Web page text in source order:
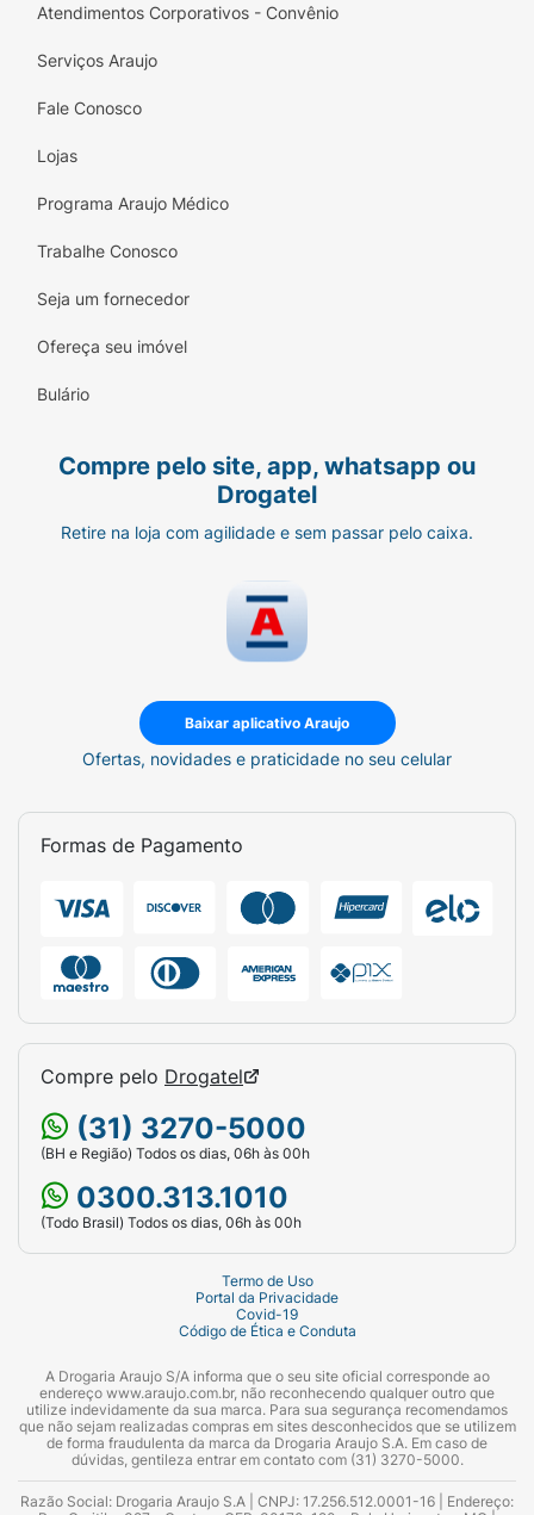
Atendimentos Corporativos - Convênio
Serviços Araujo
Fale Conosco
Lojas
Programa Araujo Médico
Trabalhe Conosco
Seja um fornecedor
Ofereça seu imóvel
Bulário
Compre pelo site, app, whatsapp ou
Drogatel
Retire na loja com agilidade e sem passar pelo caixa.
Baixar aplicativo Araujo
Ofertas, novidades e praticidade no seu celular
Formas de Pagamento
Compre pelo Drogatel
(31) 3270-5000
(BH e Região) Todos os dias, 06h às 00h
0300.313.1010
(Todo Brasil) Todos os dias, 06h às 00h
Termo de Uso
Portal da Privacidade
Covid-19
Código de Ética e Conduta
A Drogaria Araujo S/A informa que o seu site oficial corresponde ao
endereço www.araujo.com.br, não reconhecendo qualquer outro que
utilize indevidamente da sua marca. Para sua segurança recomendamos
que não sejam realizadas compras em sites desconhecidos que se utilizem
de forma fraudulenta da marca da Drogaria Araujo S.A. Em caso de
dúvidas, gentileza entrar em contato com (31) 3270-5000.
Razão Social: Drogaria Araujo S.A | CNPJ: 17.256.512.0001-16 | Endereço: